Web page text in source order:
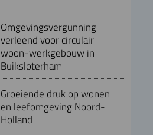
Omgevingsvergunning
verleend voor circulair
woon-werkgebouw in
Buiksloterham
Groeiende druk op wonen
en leefomgeving Noord-
Holland